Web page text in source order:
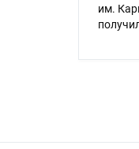
им.